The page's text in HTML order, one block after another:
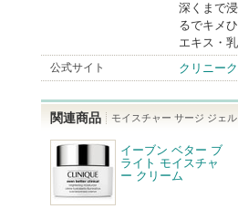
深くまで
るでキメ
エキス・
公式サイト クリニー
関連商品 モイスチャー サージ ジェ
イーブン ベター ブ
ライト モイスチャ
ー クリーム